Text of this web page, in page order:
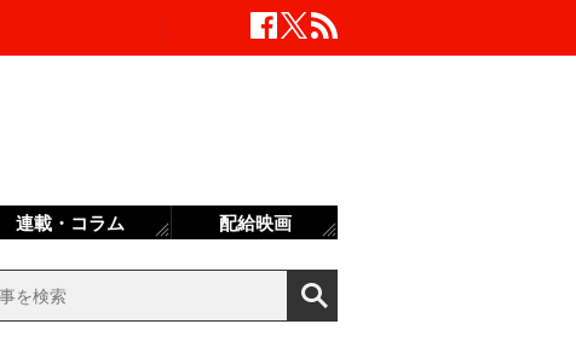
連載・コラム 配給映画